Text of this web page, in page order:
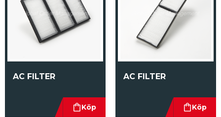
AC FILTER AC FILTER